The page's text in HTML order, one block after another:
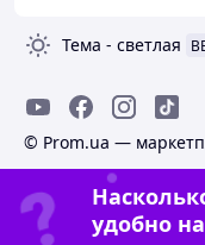
Тема - светлая
© Prom.ua —
удобно